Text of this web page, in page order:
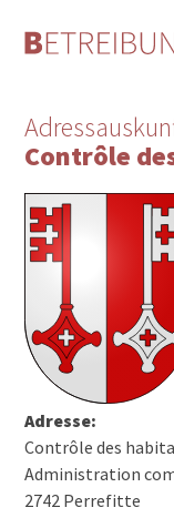
Contrôle
Adresse:
Contrôle des
Administration
2742 Perrefitte